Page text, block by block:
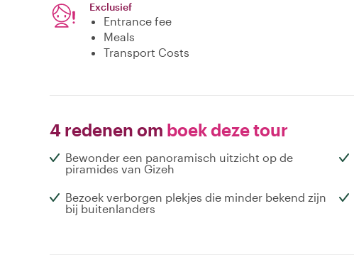
Exclusief
Entrance fee
Meals
Transport Costs
4 redenen om boek deze tour
Bewonder een panoramisch uitzicht op de
piramides van Gizeh
Bezoek verborgen plekjes die minder bekend zijn
bij buitenlanders